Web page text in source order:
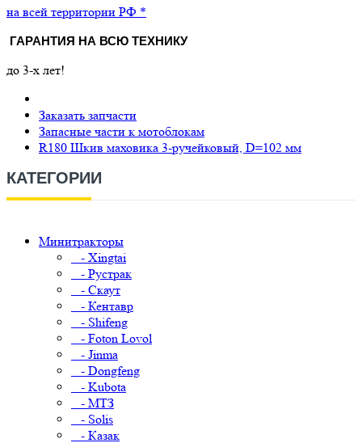
на всей территории РФ *
ГАРАНТИЯ НА ВСЮ ТЕХНИКУ
до 3-х лет!
Заказать запчасти
Запасные части к мотоблокам
R180 Шкив маховика 3-ручейковый, D=102 мм
КАТЕГОРИИ
Минитракторы
- Xingtai
- Рустрак
- Скаут
- Кентавр
- Shifeng
- Foton Lovol
- Jinma
- Dongfeng
- Kubota
- МТЗ
- Solis
- Казак